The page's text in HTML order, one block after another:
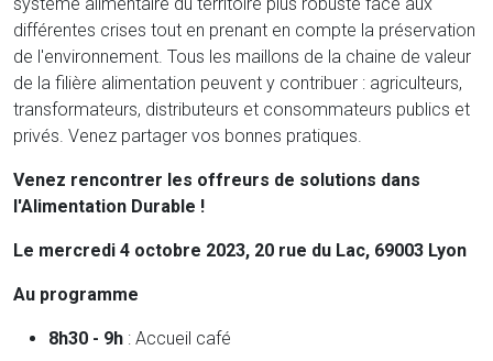
système alimentaire du territoire plus robuste face aux
différentes crises tout en prenant en compte la préservation
de l'environnement. Tous les maillons de la chaine de valeur
de la filière alimentation peuvent y contribuer : agriculteurs,
transformateurs, distributeurs et consommateurs publics et
privés. Venez partager vos bonnes pratiques.
Venez rencontrer les offreurs de solutions dans
l'Alimentation Durable !
Le mercredi 4 octobre 2023, 20 rue du Lac, 69003 Lyon
Au programme
8h30 - 9h : Accueil café